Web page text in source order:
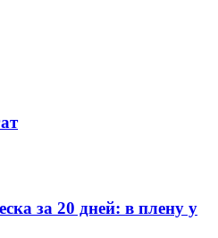
за 20 дней: в плену у